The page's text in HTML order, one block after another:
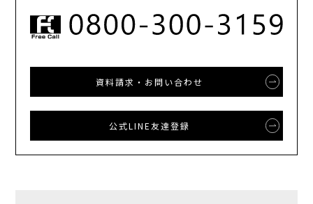
資料請求・お問い合わせ
公式LINE友達登録